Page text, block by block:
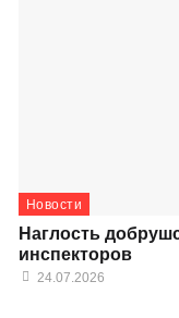
Новости
Наглость
инспекторов
24.07.2026